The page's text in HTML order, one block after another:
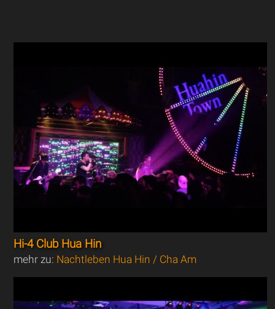
Hi-4 Club Hua Hin
mehr zu: Nachtleben Hua Hin / Cha Am